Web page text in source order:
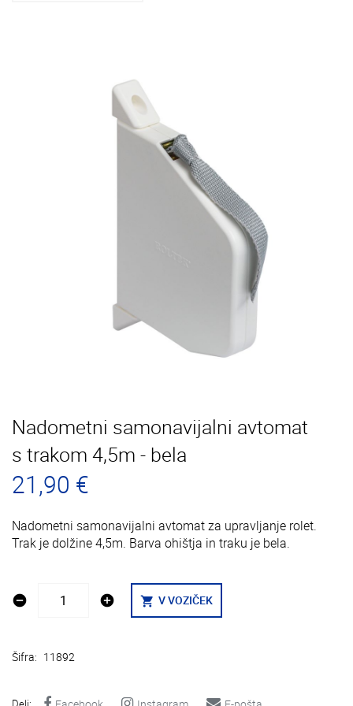
Nadometni samonavijalni avtomat
s trakom 4,5m - bela
21,90 €
Nadometni samonavijalni avtomat za upravljanje rolet.
Trak je dolžine 4,5m. Barva ohištja in traku je bela.
remove_circle add_circle shopping_cart V VOZIČEK
Šifra: 11892